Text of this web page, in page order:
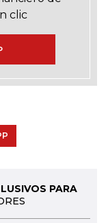
clic
PARA